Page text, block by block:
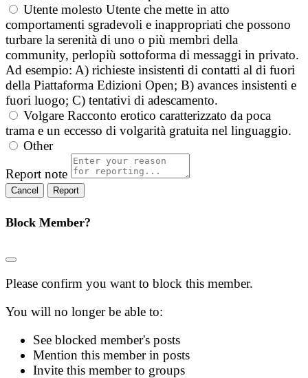
Utente molesto Utente che mette in atto
comportamenti sgradevoli e inappropriati che possono
turbare la serenità di uno o più membri della
community, perlopiù sottoforma di messaggi in privato.
Ad esempio: A) richieste insistenti di contatti al di fuori
della Piattaforma Edizioni Open; B) avances insistenti e
fuori luogo; C) tentativi di adescamento.
Volgare Racconto erotico caratterizzato da poca
trama e un eccesso di volgarità gratuita nel linguaggio.
Other
Report note
Report
Block Member?
Please confirm you want to block this member.
You will no longer be able to:
See blocked member's posts
Mention this member in posts
Invite this member to groups